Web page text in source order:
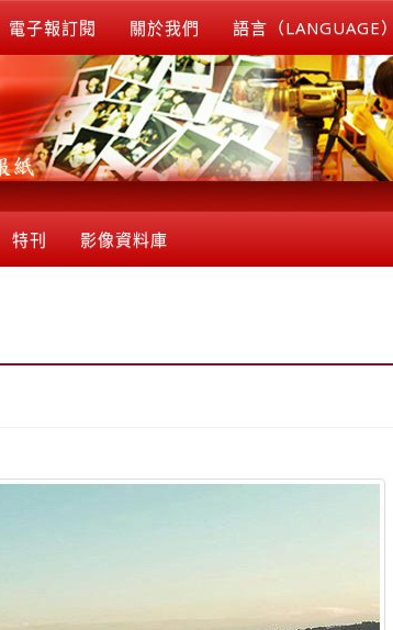
電子報訂閱 關於我們 語言（LANGUAGE）
特刊 影像資料庫